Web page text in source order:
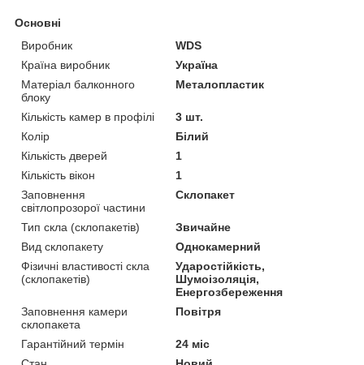
Основні
Виробник
WDS
Країна виробник
Україна
Матеріал балконного
блоку
Металопластик
Кількість камер в профілі
3 шт.
Колір
Білий
Кількість дверей
1
Кількість вікон
1
Заповнення
світлопрозорої частини
Склопакет
Тип скла (склопакетів)
Звичайне
Вид склопакету
Однокамерний
Фізичні властивості скла
(склопакетів)
Ударостійкість,
Шумоізоляція,
Енергозбереження
Заповнення камери
склопакета
Повітря
Гарантійний термін
24 міс